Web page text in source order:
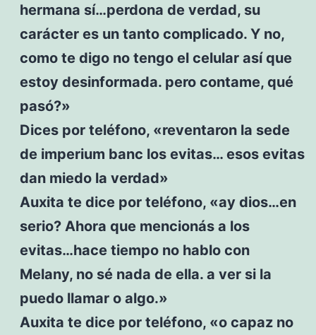
hermana sí…perdona de verdad, su
carácter es un tanto complicado. Y no,
como te digo no tengo el celular así que
estoy desinformada. pero contame, qué
pasó?»
Dices por teléfono, «reventaron la sede
de imperium banc los evitas… esos evitas
dan miedo la verdad»
Auxita te dice por teléfono, «ay dios…en
serio? Ahora que mencionás a los
evitas…hace tiempo no hablo con
Melany, no sé nada de ella. a ver si la
puedo llamar o algo.»
Auxita te dice por teléfono, «o capaz no